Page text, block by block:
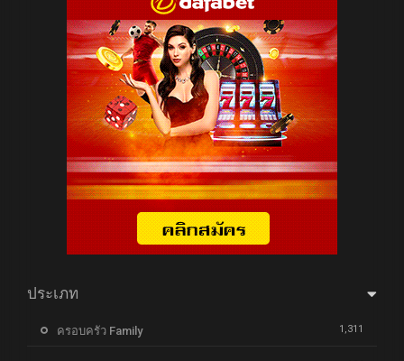
ประเภท
ครอบครัว Family 1,311